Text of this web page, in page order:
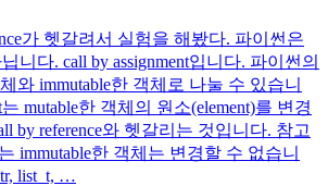
가 헷갈려서 실험을 해봤다. 파이썬은
니다. call by assignment입니다. 파이썬의
와 immutable한 객체로 나눌 수 있습니
는 mutable한 객체의 원소(element)를 변경
by reference와 헷갈리는 것입니다. 참고
immutable한 객체는 변경할 수 없습니
list_t, …